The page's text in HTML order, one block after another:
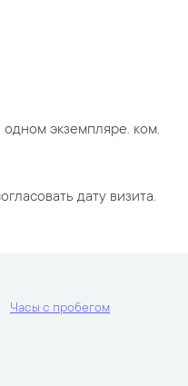
экземпляре. ком.
дату визита.
Часы с пробегом